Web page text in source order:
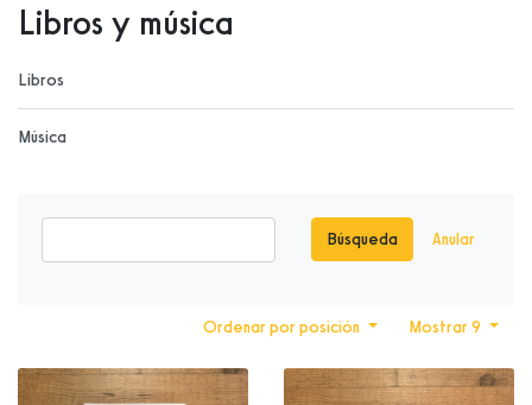
Libros y música
Libros
Música
Búsqueda Anular
Mostrar 9
Ordenar por posición